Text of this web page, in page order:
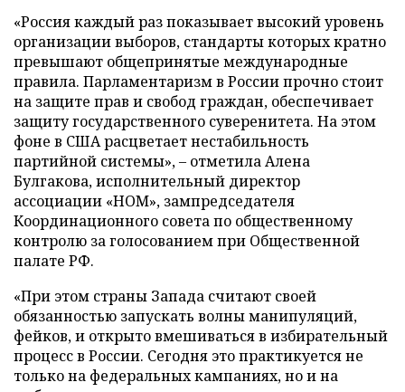
«Россия каждый раз показывает высокий уровень
организации выборов, стандарты которых кратно
превышают общепринятые международные
правила. Парламентаризм в России прочно стоит
на защите прав и свобод граждан, обеспечивает
защиту государственного суверенитета. На этом
фоне в США расцветает нестабильность
партийной системы», – отметила Алена
Булгакова, исполнительный директор
ассоциации «НОМ», зампредседателя
Координационного совета по общественному
контролю за голосованием при Общественной
палате РФ.
«При этом страны Запада считают своей
обязанностью запускать волны манипуляций,
фейков, и открыто вмешиваться в избирательный
процесс в России. Сегодня это практикуется не
только на федеральных кампаниях, но и на